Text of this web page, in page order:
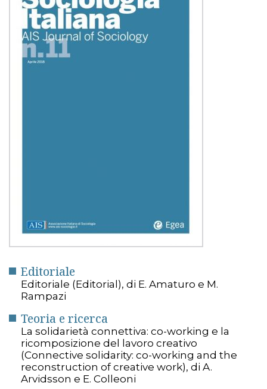
Editoriale
Editoriale (Editorial), di E. Amaturo e M.
Rampazi
Teoria e ricerca
La solidarietà connettiva: co-working e la
ricomposizione del lavoro creativo
(Connective solidarity: co-working and the
reconstruction of creative work), di A.
Arvidsson e E. Colleoni